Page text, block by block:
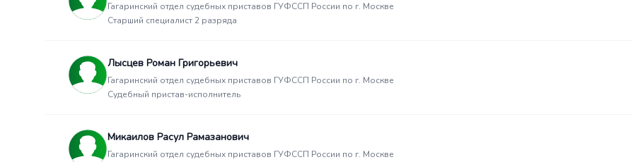
Гагаринский отдел судебных приставов ГУФССП России по г. Москве
Старший специалист 2 разряда
Лысцев Роман Григорьевич
Гагаринский отдел судебных приставов ГУФССП России по г. Москве
Судебный пристав-исполнитель
Микаилов Расул Рамазанович
Гагаринский отдел судебных приставов ГУФССП России по г. Москве